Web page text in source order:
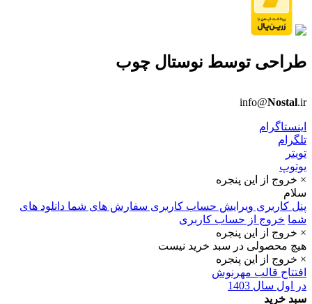
طراحی توسط نوستال چوب
info@Nostal.ir
اینستاگرام
تلگرام
تویتر
یوتوپ
× خروج از این پنجره
سلام
پنل کاربری ویرایش حساب کاربری سفارش های شما دانلود های
شما خروج از حساب کاربری
× خروج از این پنجره
هیچ محصولی در سبد خرید نیست
× خروج از این پنجره
افتتاح قالب مهرنوش
در اول سال 1403
سبد خرید